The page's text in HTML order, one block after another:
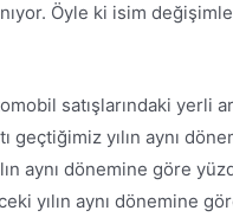
Öyle ki isim
satışlarındaki yerli
geçtiğimiz yılın aynı
aynı dönemine göre
yılın aynı dönemine